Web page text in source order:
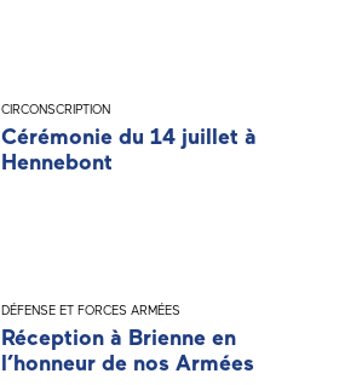
CIRCONSCRIPTION
Cérémonie du 14 juillet à
Hennebont
DÉFENSE ET FORCES ARMÉES
Réception à Brienne en
l’honneur de nos Armées